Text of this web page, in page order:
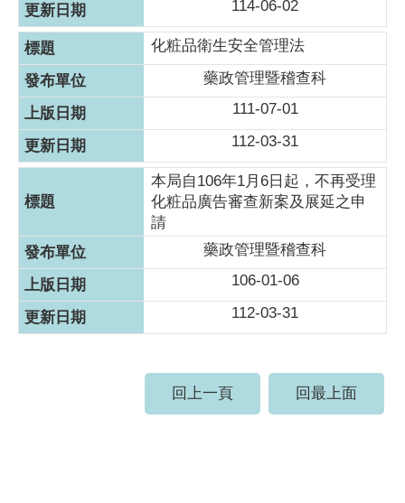
114-06-02
化粧品衛生安全管理法
藥政管理暨稽查科
111-07-01
112-03-31
本局自106年1月6日起，不再受理
化粧品廣告審查新案及展延之申
請
藥政管理暨稽查科
106-01-06
112-03-31
回上一頁 回最上面